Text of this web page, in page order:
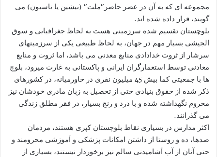
مجموعه ای که به آن در عصر حاصر”ملت” (نیشین یا ناسیون) می
گویند، قرار داده شده اند.
بلوچستان تقسیم شده سرزمینی هست به لحاظ جغرافیایی و سوق
الجیشی بسیار مهم در جهان، به لحاظ طبیعی یکی از سرزمینهای
سرشار از ثروت خدادادی منابع معدنی می باشد، اما ثروت و منابع
معادنی توسط استعمارگران ایرانی و پاکستانی به غارت میرود، بلوچ
ها با جمعیتی کما بیش 45 میلیون نفری در خاورمیانه، در کشورهای
ذکر شده از حقوق بنیادی حتی از تحصیل به زبان مادری خودشان نیز
محروم نگهداشته شده و با درد و رنج بسیار، در فقر مطلق زندگی
می گذرانند.
اکثر مدارس در بسیاری نقاط بلوچستان کپری هستند، مردمان
صدها، ده و روستا از داشتن امکانات پزشکی و آموزشی محرومند و
حتی آنان از آب آشامیدنی سالم نیز برخوردار نیستند، بسیاری از